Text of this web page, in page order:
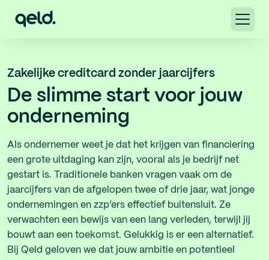
Zakelijke creditcard zonder jaarcijfers
De slimme start voor jouw
onderneming
Als ondernemer weet je dat het krijgen van financiering
een grote uitdaging kan zijn, vooral als je bedrijf net
gestart is. Traditionele banken vragen vaak om de
jaarcijfers van de afgelopen twee of drie jaar, wat jonge
ondernemingen en zzp’ers effectief buitensluit. Ze
verwachten een bewijs van een lang verleden, terwijl jij
bouwt aan een toekomst. Gelukkig is er een alternatief.
Bij Qeld geloven we dat jouw ambitie en potentieel